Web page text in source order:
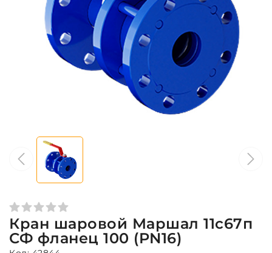
Кран шаровой Маршал 11с67п
СФ фланец 100 (PN16)